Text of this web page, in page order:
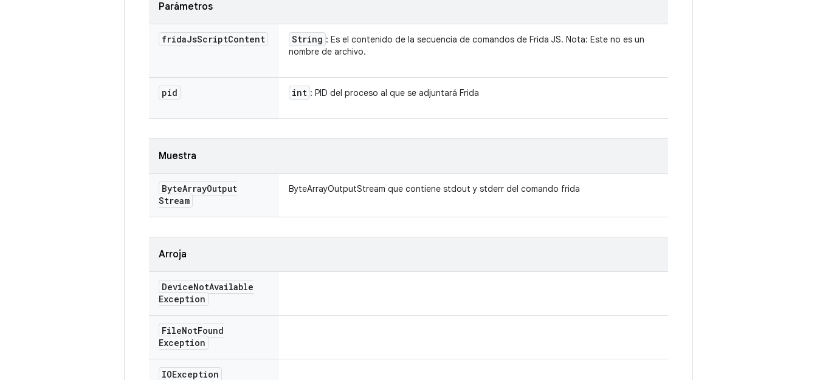
Parámetros
fridaJsScriptContent String : Es el contenido de la secuencia de comandos de Frida JS. Nota: Este no es un
nombre de archivo.
pid int : PID del proceso al que se adjuntará Frida
Muestra
ByteArrayOutput
Stream
ByteArrayOutputStream que contiene stdout y stderr del comando frida
Arroja
DeviceNotAvailable
Exception
FileNotFound
Exception
IOException